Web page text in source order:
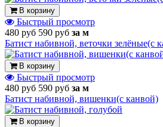
В корзину
Быстрый просмотр
480 руб 590 руб за м
Батист набивной, веточки зелёные(с
В корзину
Быстрый просмотр
480 руб 590 руб за м
Батист набивной, вишенки(с канвой)
В корзину